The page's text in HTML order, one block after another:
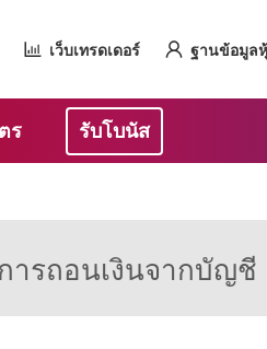
เว็บเทรดเดอร์ ฐานข้อมูล
ร รับโบนัส
ารถอนเงินจากบัญชี